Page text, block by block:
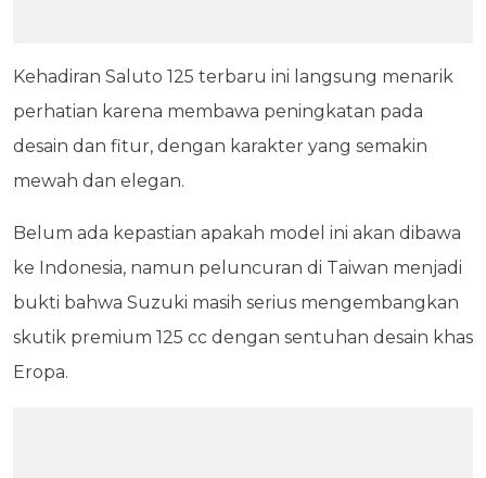
Kehadiran Saluto 125 terbaru ini langsung menarik
perhatian karena membawa peningkatan pada
desain dan fitur, dengan karakter yang semakin
mewah dan elegan.
Belum ada kepastian apakah model ini akan dibawa
ke Indonesia, namun peluncuran di Taiwan menjadi
bukti bahwa Suzuki masih serius mengembangkan
skutik premium 125 cc dengan sentuhan desain khas
Eropa.